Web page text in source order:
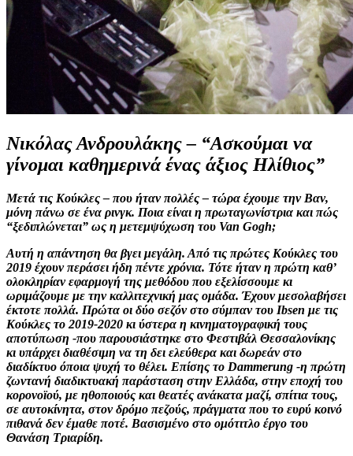
Νικόλας Ανδρουλάκης – “Ασκούμαι να
γίνομαι καθημερινά ένας άξιος Ηλίθιος”
Μετά τις Κούκλες – που ήταν πολλές – τώρα έχουμε την Βαν,
μόνη πάνω σε ένα ρινγκ. Ποια είναι η πρωταγωνίστρια και πώς
“ξεδιπλώνεται” ως η μετεμψύχωση του Van Gogh;
Αυτή η απάντηση θα βγει μεγάλη. Από τις πρώτες Κούκλες του
2019 έχουν περάσει ήδη πέντε χρόνια. Τότε ήταν η πρώτη καθ’
ολοκληρίαν εφαρμογή της μεθόδου που εξελίσσουμε κι
ωριμάζουμε με την καλλιτεχνική μας ομάδα. Έχουν μεσολαβήσει
έκτοτε πολλά. Πρώτα οι δύο σεζόν στο σύμπαν του Ibsen με τις
Κούκλες το 2019-2020 κι ύστερα η κινηματογραφική τους
αποτύπωση -που παρουσιάστηκε στο Φεστιβάλ Θεσσαλονίκης
κι υπάρχει διαθέσιμη να τη δει ελεύθερα και δωρεάν στο
διαδίκτυο όποια ψυχή το θέλει. Επίσης το Dammerung -η πρώτη
ζωντανή διαδικτυακή παράσταση στην Ελλάδα, στην εποχή του
κορονοϊού, με ηθοποιούς και θεατές ανάκατα μαζί, σπίτια τους,
σε αυτοκίνητα, στον δρόμο πεζούς, πράγματα που το ευρύ κοινό
πιθανά δεν έμαθε ποτέ. Βασισμένο στο ομότιτλο έργο του
Θανάση Τριαρίδη.